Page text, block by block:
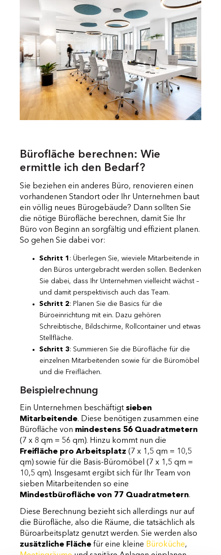
Bürofläche berechnen: Wie
ermittle ich den Bedarf?
Sie beziehen ein anderes Büro, renovieren einen
vorhandenen Standort oder Ihr Unternehmen baut
ein völlig neues Bürogebäude? Dann sollten Sie
die nötige Bürofläche berechnen, damit Sie Ihr
Büro von Beginn an sorgfältig und effizient planen.
So gehen Sie dabei vor:
Schritt 1 : Überlegen Sie, wieviele Mitarbeitende in
den Büros untergebracht werden sollen. Bedenken
Sie dabei, dass Ihr Unternehmen vielleicht wächst –
und damit perspektivisch auch das Team.
Schritt 2: Planen Sie die Basics für die
Büroeinrichtung mit ein. Dazu gehören
Schreibtische, Bildschirme, Rollcontainer und etwas
Stellfläche.
Schritt 3: Summieren Sie die Bürofläche für die
einzelnen Mitarbeitenden sowie für die Büromöbel
und die Freiflächen.
Beispielrechnung
Ein Unternehmen beschäftigt sieben
Mitarbeitende. Diese benötigen zusammen eine
Bürofläche von mindestens 56 Quadratmetern
(7 x 8 qm = 56 qm). Hinzu kommt nun die
Freifläche pro Arbeitsplatz (7 x 1,5 qm = 10,5
qm) sowie für die Basis-Büromöbel (7 x 1,5 qm =
10,5 qm). Insgesamt ergibt sich für Ihr Team von
sieben Mitarbeitenden so eine
Mindestbürofläche von 77 Quadratmetern.
Diese Berechnung bezieht sich allerdings nur auf
die Bürofläche, also die Räume, die tatsächlich als
Büroarbeitsplatz genutzt werden. Sie werden also
zusätzliche Fläche für eine kleine Büroküche,